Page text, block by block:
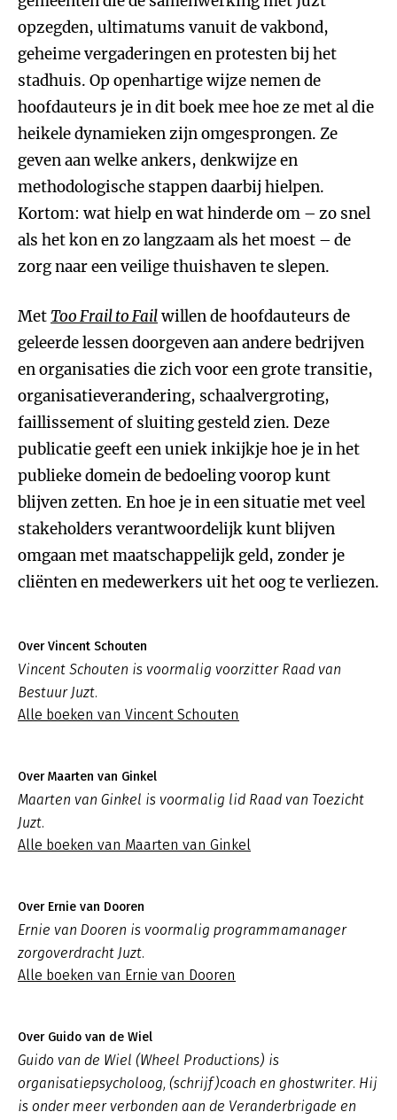
opzegden, ultimatums vanuit de vakbond,
geheime vergaderingen en protesten bij het
stadhuis. Op openhartige wijze nemen de
hoofdauteurs je in dit boek mee hoe ze met al die
heikele dynamieken zijn omgesprongen. Ze
geven aan welke ankers, denkwijze en
methodologische stappen daarbij hielpen.
Kortom: wat hielp en wat hinderde om – zo snel
als het kon en zo langzaam als het moest – de
zorg naar een veilige thuishaven te slepen.
Met Too Frail to Failwillen de hoofdauteurs de
geleerde lessen doorgeven aan andere bedrijven
en organisaties die zich voor een grote transitie,
organisatieverandering, schaalvergroting,
faillissement of sluiting gesteld zien. Deze
publicatie geeft een uniek inkijkje hoe je in het
publieke domein de bedoeling voorop kunt
blijven zetten. En hoe je in een situatie met veel
stakeholders verantwoordelijk kunt blijven
omgaan met maatschappelijk geld, zonder je
cliënten en medewerkers uit het oog te verliezen.
Over Vincent Schouten
Vincent Schouten is voormalig voorzitter Raad van
Bestuur Juzt.
Alle boeken van Vincent Schouten
Over Maarten van Ginkel
Maarten van Ginkel is voormalig lid Raad van Toezicht
Juzt.
Alle boeken van Maarten van Ginkel
Over Ernie van Dooren
Ernie van Dooren is voormalig programmamanager
zorgoverdracht Juzt.
Alle boeken van Ernie van Dooren
Over Guido van de Wiel
Guido van de Wiel (Wheel Productions) is
organisatiepsycholoog, (schrijf)coach en ghostwriter. Hij
is onder meer verbonden aan de Veranderbrigade en